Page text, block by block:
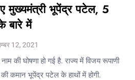
मुख्यमंत्री भूपेंद्र पटेल, 5
बारे में
12, 2021
की घोषणा हो गई है. राज्य में विजय रूपाणी
कमान भूपेंद्र पटेल के हाथों में होगी.